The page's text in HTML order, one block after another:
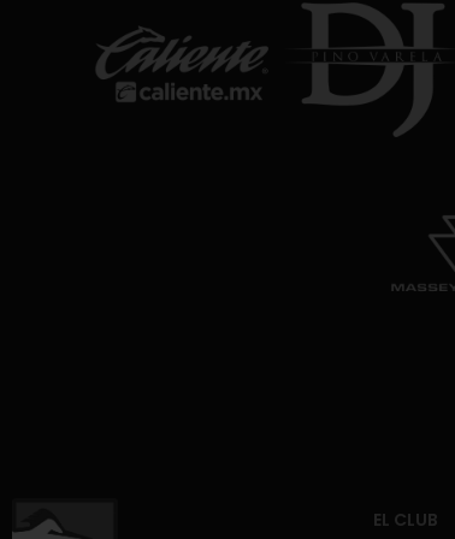
EL CLUB